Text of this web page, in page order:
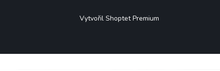
Vytvořil Shoptet Premium